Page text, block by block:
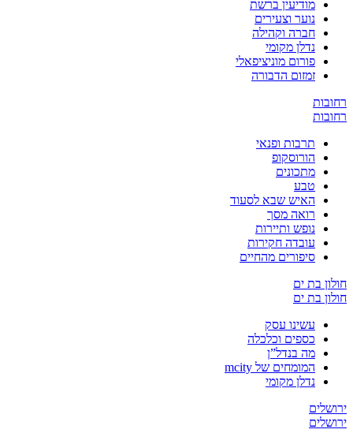
מודיעין ברשת
נוער וצעירים
חברה וקהילה
נדלן מקומי
פורום מוניציפאלי
זמזום הדבורה
תרבות ופנאי
הורוסקופ
מתכונים
טבע
האיש שבא לסעוד
רואה מסך
נופש ותיירות
עובדה חקירות
סיפורים מהחיים
בת ים
בת ים
עשינו עסק
כספים וכלכלה
מה בנדל”ן
המומחים של mcity
נדלן מקומי